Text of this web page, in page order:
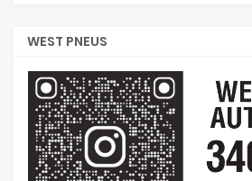
WEST PNEUS